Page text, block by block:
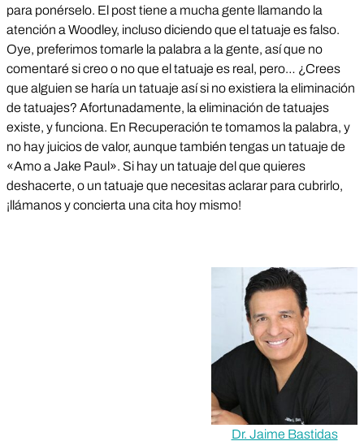
para ponérselo. El post tiene a mucha gente llamando la
atención a Woodley, incluso diciendo que el tatuaje es falso.
Oye, preferimos tomarle la palabra a la gente, así que no
comentaré si creo o no que el tatuaje es real, pero… ¿Crees
que alguien se haría un tatuaje así si no existiera la eliminación
de tatuajes? Afortunadamente, la eliminación de tatuajes
existe, y funciona. En Recuperación te tomamos la palabra, y
no hay juicios de valor, aunque también tengas un tatuaje de
«Amo a Jake Paul». Si hay un tatuaje del que quieres
deshacerte, o un tatuaje que necesitas aclarar para cubrirlo,
¡llámanos y concierta una cita hoy mismo!
Dr. Jaime Bastidas